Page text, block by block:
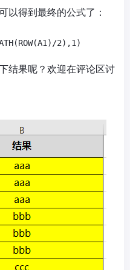
以得到最终的公式了：
结果呢？欢迎在评论区讨